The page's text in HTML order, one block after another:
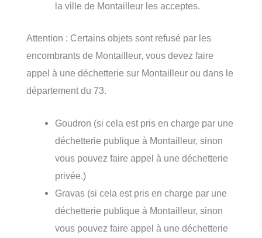
la ville de Montailleur les acceptes.
Attention : Certains objets sont refusé par les
encombrants de Montailleur, vous devez faire
appel à une déchetterie sur Montailleur ou dans le
département du 73.
Goudron (si cela est pris en charge par une
déchetterie publique à Montailleur, sinon
vous pouvez faire appel à une déchetterie
privée.)
Gravas (si cela est pris en charge par une
déchetterie publique à Montailleur, sinon
vous pouvez faire appel à une déchetterie